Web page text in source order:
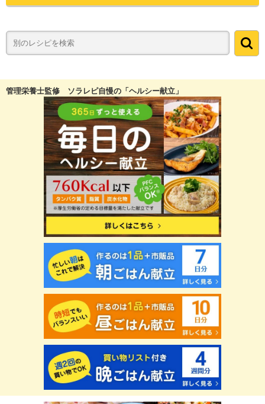
管理栄養士監修 ソラレピ自慢の「ヘルシー献立」